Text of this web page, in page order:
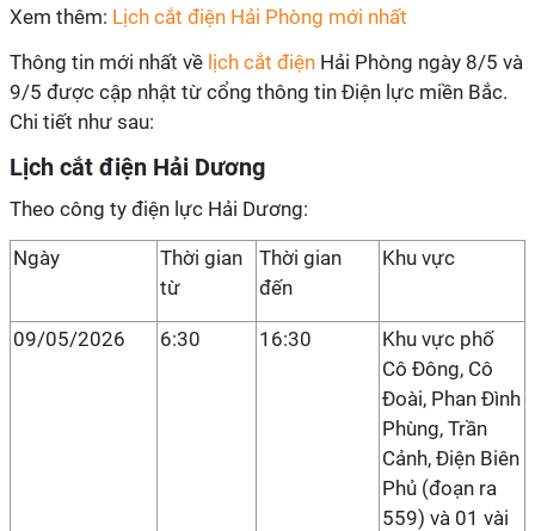
Xem thêm: Lịch cắt điện Hải Phòng mới nhất
Thông tin mới nhất về lịch cắt điện Hải Phòng ngày 8/5 và
9/5 được cập nhật từ cổng thông tin Điện lực miền Bắc.
Chi tiết như sau:
Lịch cắt điện Hải Dương
Theo công ty điện lực Hải Dương:
Ngày
Thời gian
từ
Thời gian
đến
Khu vực
09/05/2026 6:30 16:30
Khu vực phố
Cô Đông, Cô
Đoài, Phan Đình
Phùng, Trần
Cảnh, Điện Biên
Phủ (đoạn ra
559) và 01 vài